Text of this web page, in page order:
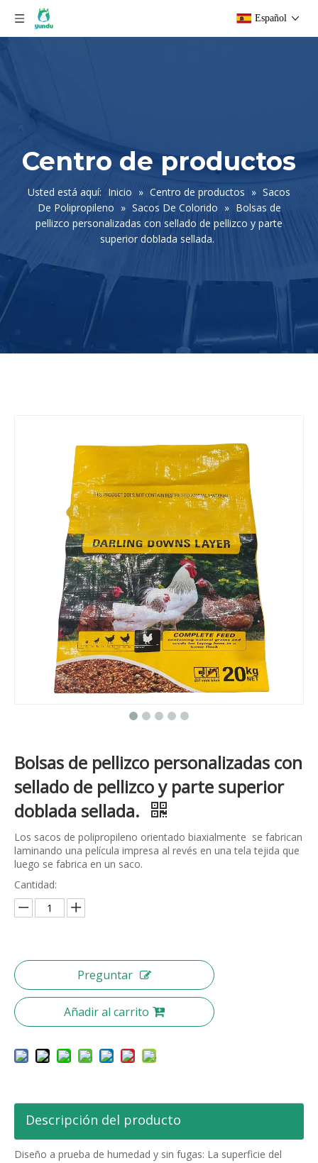
Español
Centro de productos
Usted está aquí: Inicio » Centro de productos » Sacos
De Polipropileno » Sacos De Colorido » Bolsas de
pellizco personalizadas con sellado de pellizco y parte
superior doblada sellada.
Bolsas de pellizco personalizadas con
sellado de pellizco y parte superior
doblada sellada.
Los sacos de polipropileno orientado biaxialmente se fabrican
laminando una película impresa al revés en una tela tejida que
luego se fabrica en un saco.
Cantidad:
Preguntar
Añadir al carrito
Descripción del producto
Diseño a prueba de humedad y sin fugas: La superficie del